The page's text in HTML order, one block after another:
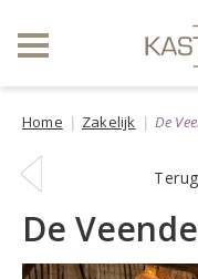
Home Zakelijk De
vorige
locatie
De